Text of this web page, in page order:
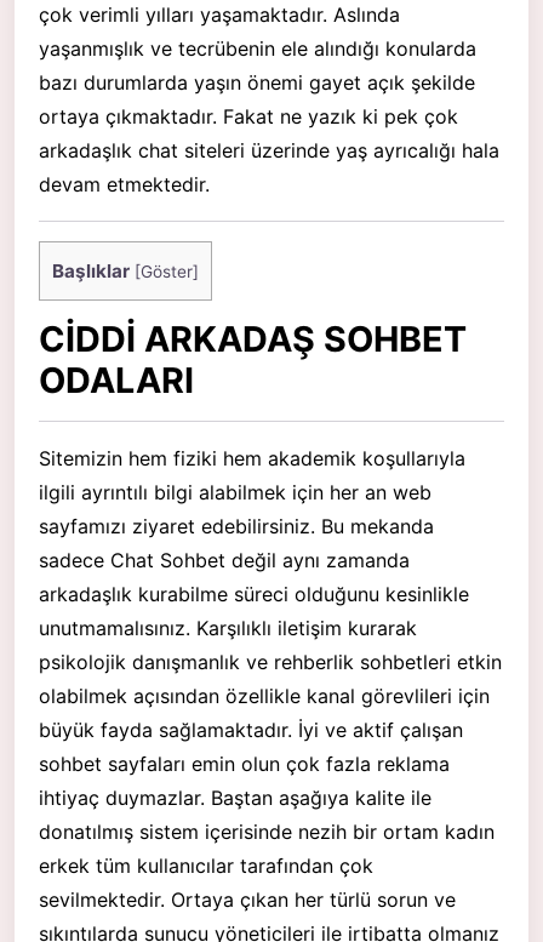
çok verimli yılları yaşamaktadır. Aslında
yaşanmışlık ve tecrübenin ele alındığı konularda
bazı durumlarda yaşın önemi gayet açık şekilde
ortaya çıkmaktadır. Fakat ne yazık ki pek çok
arkadaşlık chat siteleri üzerinde yaş ayrıcalığı hala
devam etmektedir.
Başlıklar [Göster]
CİDDİ ARKADAŞ SOHBET
ODALARI
Sitemizin hem fiziki hem akademik koşullarıyla
ilgili ayrıntılı bilgi alabilmek için her an web
sayfamızı ziyaret edebilirsiniz. Bu mekanda
sadece Chat Sohbet değil aynı zamanda
arkadaşlık kurabilme süreci olduğunu kesinlikle
unutmamalısınız. Karşılıklı iletişim kurarak
psikolojik danışmanlık ve rehberlik sohbetleri etkin
olabilmek açısından özellikle kanal görevlileri için
büyük fayda sağlamaktadır. İyi ve aktif çalışan
sohbet sayfaları emin olun çok fazla reklama
ihtiyaç duymazlar. Baştan aşağıya kalite ile
donatılmış sistem içerisinde nezih bir ortam kadın
erkek tüm kullanıcılar tarafından çok
sevilmektedir. Ortaya çıkan her türlü sorun ve
sıkıntılarda sunucu yöneticileri ile irtibatta olmanız